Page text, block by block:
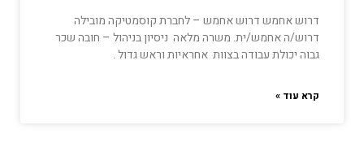
דרוש אחמש דרוש אחמש – לחברת קוסמטיקה מובילה
דרוש/ה אחמש/ית. משרה מלאה ניסיון בניהול – חובה שכר
גבוה יכולת עבודה בצוות אחראיות וראש גדול .
קרא עוד »